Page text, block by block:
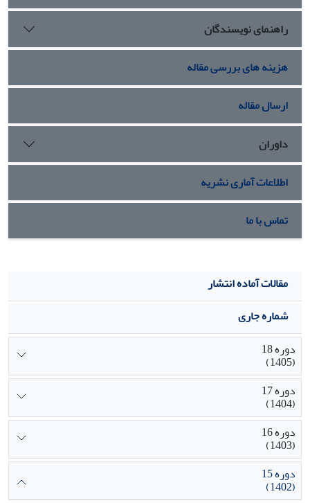
و معناداری دارند. مهارت غیرسازندۀ حل مسئله با نیاز به شناخت
و هوش فرهنگی رابطۀ منفی و معناداری دارد. باور زیباشناسی با
مهارت غیرسازندۀ حل مسئله رابطۀ منفی و معناداری دارد
راهنمای نویسندگان
هزینه های بررسی مقاله
ارسال مقاله
داوران
اطلاعات آماری نشریه
تماس با ما
مقالات آماده انتشار
شماره جاری
دوره 18
(1405)
دوره 17
(1404)
دوره 16
(1403)
دوره 15
(1402)